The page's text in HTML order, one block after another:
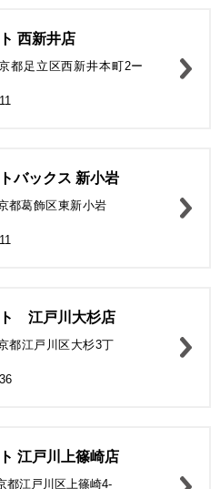
西新井店
都足立区西新井本町2ー
バックス 新小岩
都葛飾区東新小岩
江戸川大杉店
都江戸川区大杉3丁
江戸川上篠崎店
江戸川区上篠崎4-